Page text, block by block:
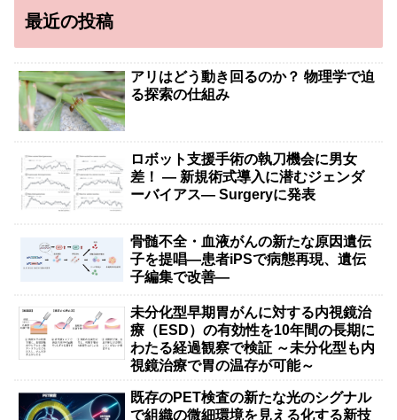
最近の投稿
アリはどう動き回るのか？ 物理学で迫
る探索の仕組み
ロボット支援手術の執刀機会に男女
差！ — 新規術式導入に潜むジェンダ
ーバイアス— Surgeryに発表
骨髄不全・血液がんの新たな原因遺伝
子を提唱―患者iPSで病態再現、遺伝
子編集で改善―
未分化型早期胃がんに対する内視鏡治
療（ESD）の有効性を10年間の長期に
わたる経過観察で検証 ～未分化型も内
視鏡治療で胃の温存が可能～
既存のPET検査の新たな光のシグナル
で組織の微細環境を見える化する新技